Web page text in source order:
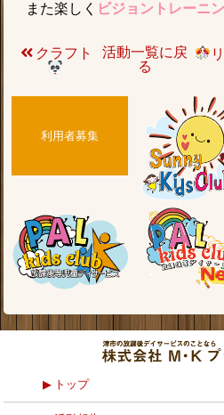
また楽しく ビジョントレーニ
クラフト
活動一覧に戻
る
利用者募集
トップ